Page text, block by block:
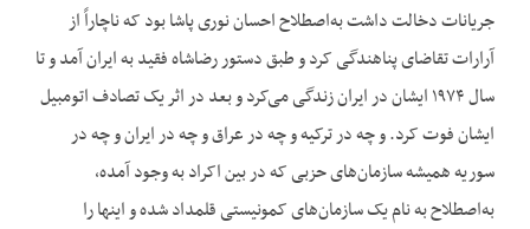
جریانات دخالت داشت به‌اصطلاح احسان نوری پاشا بود که ناچاراً از
آرارات تقاضای پناهندگی کرد و طبق دستور رضاشاه فقید به ایران آمد و تا
سال ۱۹۷۴ ایشان در ایران زندگی می‌کرد و بعد در اثر یک تصادف اتومبیل
ایشان فوت کرد. و چه در ترکیه و چه در عراق و چه در ایران و چه در
سوریه همیشه سازمان‌های حزبی که در بین اکراد به وجود آمده،
به‌اصطلاح به نام یک سازمان‌های کمونیستی قلمداد شده و اینها را